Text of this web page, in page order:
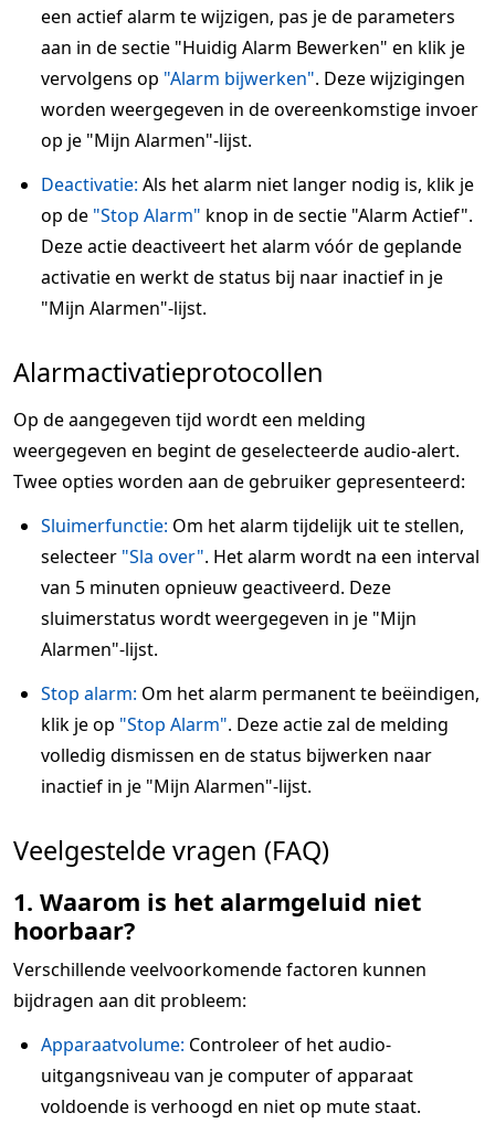
een actief alarm te wijzigen, pas je de parameters
aan in de sectie "Huidig Alarm Bewerken" en klik je
vervolgens op "Alarm bijwerken". Deze wijzigingen
worden weergegeven in de overeenkomstige invoer
op je "Mijn Alarmen"-lijst.
Deactivatie: Als het alarm niet langer nodig is, klik je
op de "Stop Alarm" knop in de sectie "Alarm Actief".
Deze actie deactiveert het alarm vóór de geplande
activatie en werkt de status bij naar inactief in je
"Mijn Alarmen"-lijst.
Alarmactivatieprotocollen
Op de aangegeven tijd wordt een melding
weergegeven en begint de geselecteerde audio-alert.
Twee opties worden aan de gebruiker gepresenteerd:
Sluimerfunctie: Om het alarm tijdelijk uit te stellen,
selecteer "Sla over". Het alarm wordt na een interval
van 5 minuten opnieuw geactiveerd. Deze
sluimerstatus wordt weergegeven in je "Mijn
Alarmen"-lijst.
Stop alarm: Om het alarm permanent te beëindigen,
klik je op "Stop Alarm". Deze actie zal de melding
volledig dismissen en de status bijwerken naar
inactief in je "Mijn Alarmen"-lijst.
Veelgestelde vragen (FAQ)
1. Waarom is het alarmgeluid niet
hoorbaar?
Verschillende veelvoorkomende factoren kunnen
bijdragen aan dit probleem:
Apparaatvolume: Controleer of het audio-
uitgangsniveau van je computer of apparaat
voldoende is verhoogd en niet op mute staat.